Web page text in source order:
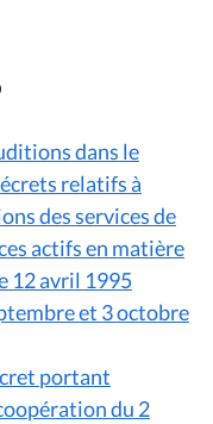
dans le
relatifs à
des services de
actifs en matière
12 avril 1995
et 3 octobre
portant
du 2